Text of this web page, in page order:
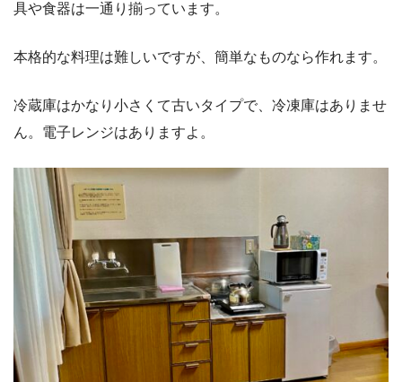
具や食器は一通り揃っています。
本格的な料理は難しいですが、簡単なものなら作れます。
冷蔵庫はかなり小さくて古いタイプで、冷凍庫はありませ
ん。電子レンジはありますよ。